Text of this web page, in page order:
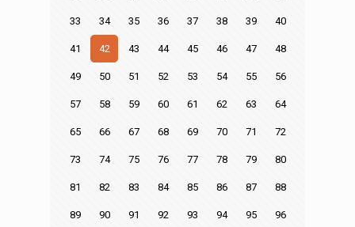
33 34 35 36 37 38 39 40
41 42 43 44 45 46 47 48
49 50 51 52 53 54 55 56
57 58 59 60 61 62 63 64
65 66 67 68 69 70 71 72
73 74 75 76 77 78 79 80
81 82 83 84 85 86 87 88
89 90 91 92 93 94 95 96